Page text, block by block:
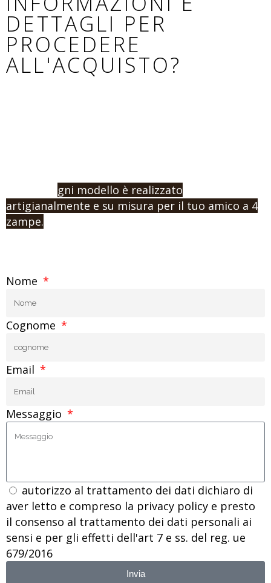
DETTAGLI PER
PROCEDERE
ALL'ACQUISTO?
gni modello è realizzato
artigianalmente e su misura per il tuo amico a 4
zampe.
Nome
Cognome
Email
Messaggio
autorizzo al trattamento dei dati dichiaro di
aver letto e compreso la privacy policy e presto
il consenso al trattamento dei dati personali ai
sensi e per gli effetti dell'art 7 e ss. del reg. ue
679/2016
Invia